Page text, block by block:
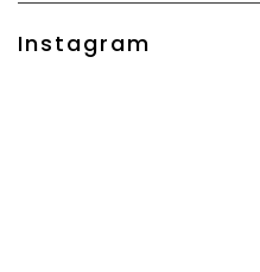
Instagram